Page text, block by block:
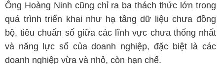
Ông Hoàng Ninh cũng chỉ ra ba thách thức lớn trong
quá trình triển khai như hạ tầng dữ liệu chưa đồng
bộ, tiêu chuẩn số giữa các lĩnh vực chưa thống nhất
và năng lực số của doanh nghiệp, đặc biệt là các
doanh nghiệp vừa và nhỏ, còn hạn chế.